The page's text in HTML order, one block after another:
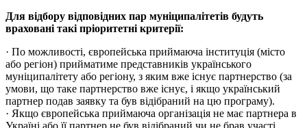
Для відбору відповідних пар муніципалітетів будуть
враховані такі пріоритетні критерії:
· По можливості, європейська приймаюча інституція (місто
або регіон) прийматиме представників українського
муніципалітету або регіону, з яким вже існує партнерство (за
умови, що таке партнерство вже існує, і якщо український
партнер подав заявку та був відібраний на цю програму).
· Якщо європейська приймаюча організація не має партнера в